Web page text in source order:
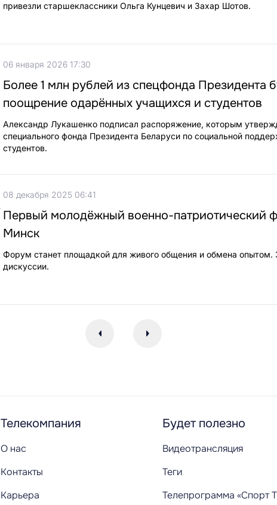
привезли старшеклассники Ольга Кунцевич и Захар Шотов.
06 января 2026 17:30
Более 1 млн рублей из спецфонда Президента
поощрение одарённых учащихся и студентов
Александр Лукашенко подписал распоряжение, которым
специального фонда Президента Беларуси по социальной
студентов.
08 декабря 2025 06:41
Первый молодёжный военно-патриотический
Минск
Форум станет площадкой для живого общения и обмена опытом.
дискуссии.
Телекомпания
О нас
Контакты
Карьера
Будет полезно
Видеотрансляция
Теги
Телепрограмма «Спорт